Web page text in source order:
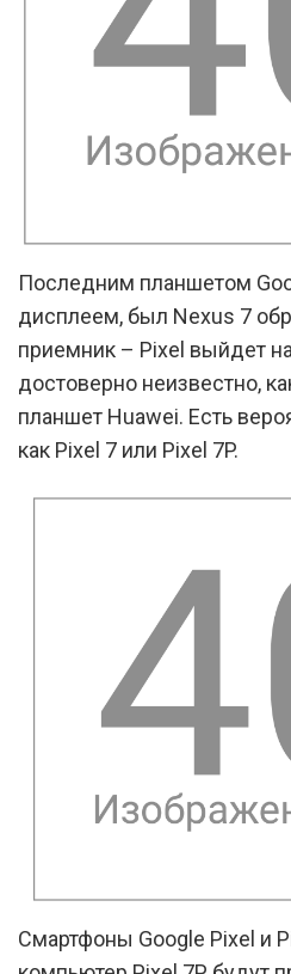
Последним планшетом
дисплеем, был Nexus 7
приемник – Pixel выйдет
достоверно неизвестно,
планшет Huawei. Есть
как Pixel 7 или Pixel 7P.
Смартфоны Google Pixel и